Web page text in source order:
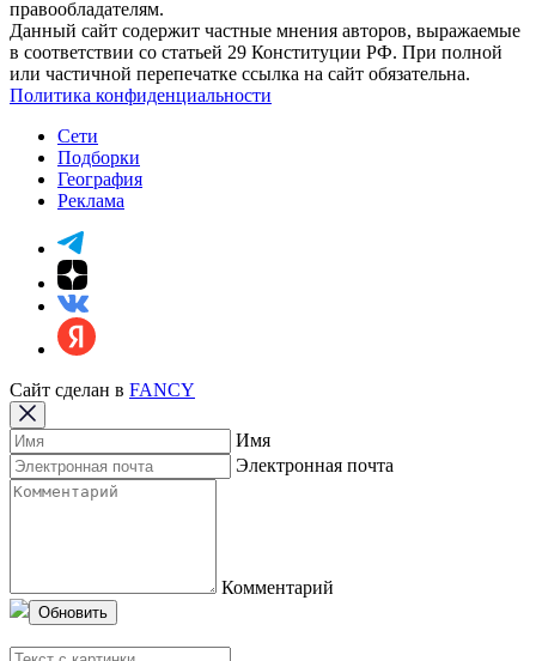
правообладателям.
Данный сайт содержит частные мнения авторов, выражаемые
в соответствии со статьей 29 Конституции РФ. При полной
или частичной перепечатке ссылка на сайт обязательна.
Политика конфиденциальности
Сети
Подборки
География
Реклама
Сайт сделан в FANCY
Имя
Электронная почта
Комментарий
Обновить